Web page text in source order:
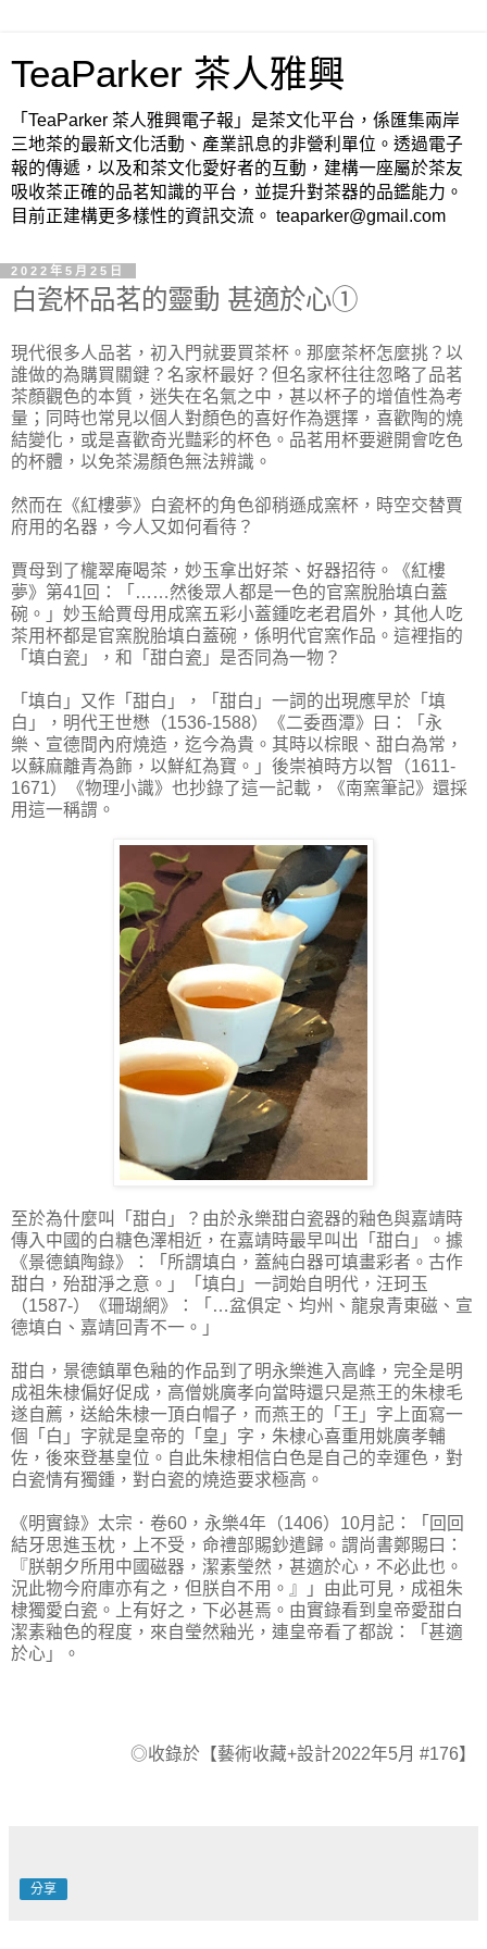
TeaParker 茶人雅興
「TeaParker 茶人雅興電子報」是茶文化平台，係匯集兩岸
三地茶的最新文化活動、產業訊息的非營利單位。透過電子
報的傳遞，以及和茶文化愛好者的互動，建構一座屬於茶友
吸收茶正確的品茗知識的平台，並提升對茶器的品鑑能力。
目前正建構更多樣性的資訊交流。 teaparker@gmail.com
2022年5月25日
白瓷杯品茗的靈動 甚適於心①
現代很多人品茗，初入門就要買茶杯。那麼茶杯怎麼挑？以
誰做的為購買關鍵？名家杯最好？但名家杯往往忽略了品茗
茶顏觀色的本質，迷失在名氣之中，甚以杯子的增值性為考
量；同時也常見以個人對顏色的喜好作為選擇，喜歡陶的燒
結變化，或是喜歡奇光豔彩的杯色。品茗用杯要避開會吃色
的杯體，以免茶湯顏色無法辨識。
然而在《紅樓夢》白瓷杯的角色卻稍遜成窯杯，時空交替賈
府用的名器，今人又如何看待？
賈母到了櫳翠庵喝茶，妙玉拿出好茶、好器招待。《紅樓
夢》第41回：「……然後眾人都是一色的官窯脫胎填白蓋
碗。」妙玉給賈母用成窯五彩小蓋鍾吃老君眉外，其他人吃
茶用杯都是官窯脫胎填白蓋碗，係明代官窯作品。這裡指的
「填白瓷」，和「甜白瓷」是否同為一物？
「填白」又作「甜白」，「甜白」一詞的出現應早於「填
白」，明代王世懋（1536-1588）《二委酉潭》曰：「永
樂、宣德間內府燒造，迄今為貴。其時以棕眼、甜白為常，
以蘇麻離青為飾，以鮮紅為寶。」後崇禎時方以智（1611-
1671）《物理小識》也抄錄了這一記載，《南窯筆記》還採
用這一稱謂。
至於為什麼叫「甜白」？由於永樂甜白瓷器的釉色與嘉靖時
傳入中國的白糖色澤相近，在嘉靖時最早叫出「甜白」。據
《景德鎮陶錄》：「所謂填白，蓋純白器可填畫彩者。古作
甜白，殆甜淨之意。」「填白」一詞始自明代，汪珂玉
（1587-）《珊瑚網》：「…盆俱定、均州、龍泉青東磁、宣
德填白、嘉靖回青不一。」
甜白，景德鎮單色釉的作品到了明永樂進入高峰，完全是明
成祖朱棣偏好促成，高僧姚廣孝向當時還只是燕王的朱棣毛
遂自薦，送給朱棣一頂白帽子，而燕王的「王」字上面寫一
個「白」字就是皇帝的「皇」字，朱棣心喜重用姚廣孝輔
佐，後來登基皇位。自此朱棣相信白色是自己的幸運色，對
白瓷情有獨鍾，對白瓷的燒造要求極高。
《明實錄》太宗．卷60，永樂4年（1406）10月記：「回回
結牙思進玉枕，上不受，命禮部賜鈔遣歸。謂尚書鄭賜曰：
『朕朝夕所用中國磁器，潔素瑩然，甚適於心，不必此也。
況此物今府庫亦有之，但朕自不用。』」由此可見，成祖朱
棣獨愛白瓷。上有好之，下必甚焉。由實錄看到皇帝愛甜白
潔素釉色的程度，來自瑩然釉光，連皇帝看了都說：「甚適
於心」。
◎收錄於【藝術收藏+設計2022年5月 #176】
分享